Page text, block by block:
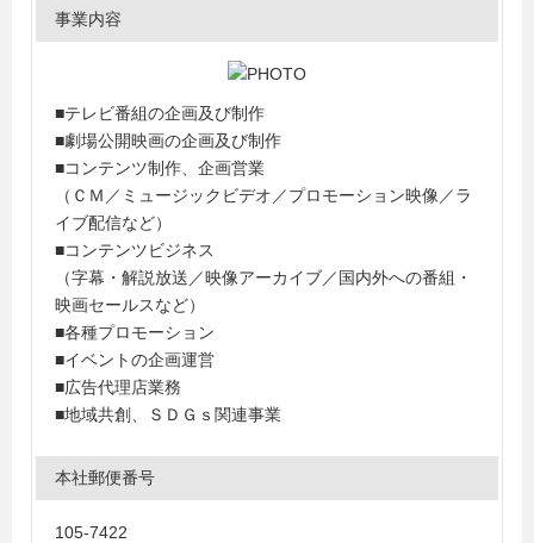
事業内容
■テレビ番組の企画及び制作
■劇場公開映画の企画及び制作
■コンテンツ制作、企画営業
（ＣＭ／ミュージックビデオ／プロモーション映像／ラ
イブ配信など）
■コンテンツビジネス
（字幕・解説放送／映像アーカイブ／国内外への番組・
映画セールスなど）
■各種プロモーション
■イベントの企画運営
■広告代理店業務
■地域共創、ＳＤＧｓ関連事業
本社郵便番号
105-7422